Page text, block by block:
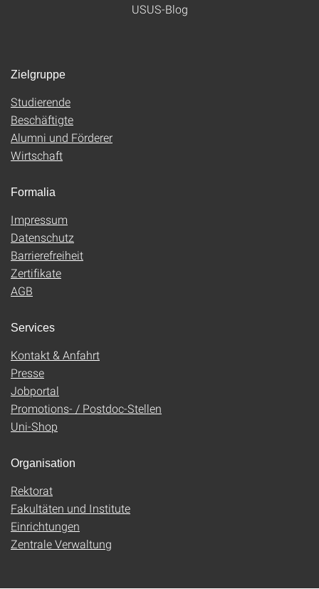
USUS-Blog
Zielgruppe
Studierende
Beschäftigte
Alumni und Förderer
Wirtschaft
Formalia
Impressum
Datenschutz
Barrierefreiheit
Zertifikate
AGB
Services
Kontakt & Anfahrt
Presse
Jobportal
Promotions- / Postdoc-Stellen
Uni-Shop
Organisation
Rektorat
Fakultäten und Institute
Einrichtungen
Zentrale Verwaltung